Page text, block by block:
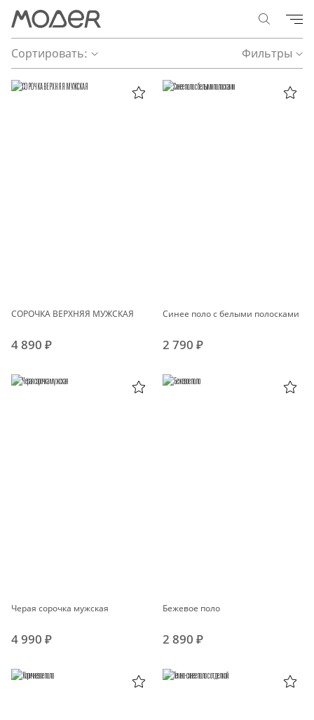
Сортировать: Фильтры
СОРОЧКА ВЕРХНЯЯ МУЖСКАЯ
4 890 ₽
Синее поло с белыми полосками
2 790 ₽
Черая сорочка мужская
4 990 ₽
Бежевое поло
2 890 ₽